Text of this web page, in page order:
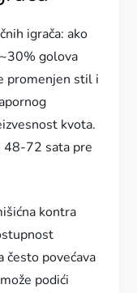
igrača: ako
golova
promenjen stil i
kvota.
48-72 sata pre
kontra
često povećava
podići